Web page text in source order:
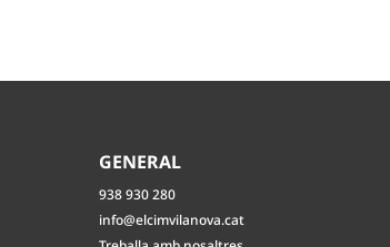
GENERAL
938 930 280
info@elcimvilanova.cat